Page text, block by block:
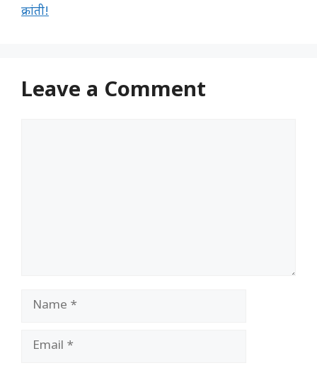
क्रांती!
Leave a Comment
Name
Email